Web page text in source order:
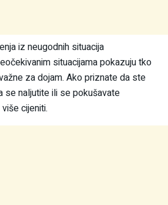
iz neugodnih situacija
situacijama pokazuju tko
za dojam. Ako priznate da ste
se naljutite ili se pokušavate
cijeniti.